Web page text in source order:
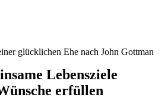
glücklichen Ehe nach John Gottman
Lebensziele
erfüllen